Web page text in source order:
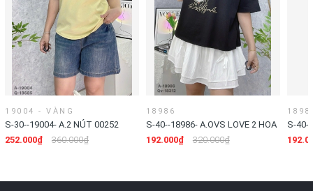
19004 - VÀNG
S-30--19004- A.2 NÚT 00252
252.000₫
360.000₫
18986
S-40--18986- A.OVS LOVE 2 HOA
#9026- 00192
192.000₫ 320.000₫
S-
00192